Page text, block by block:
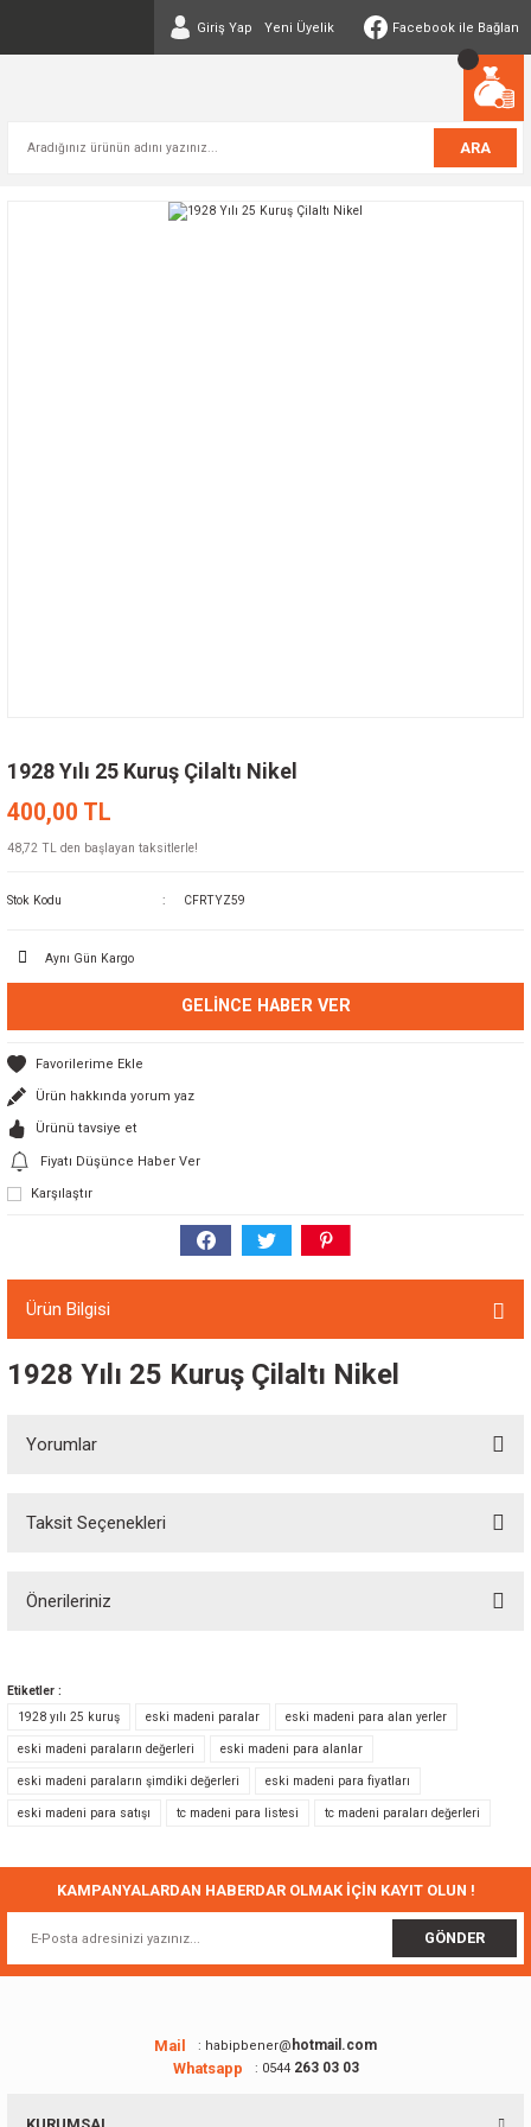
Giriş Yap Yeni Üyelik Facebook ile Bağlan
ARA
1928 Yılı 25 Kuruş Çilaltı Nikel
400,00 TL
48,72 TL den başlayan taksitlerle!
Stok Kodu CFRTYZ59
Aynı Gün Kargo
GELINCE HABER VER
Ürün hakkında yorum yaz
Ürünü tavsiye et
Fiyatı Düşünce Haber Ver
Karşılaştır
Ürün Bilgisi
1928 Yılı 25 Kuruş Çilaltı Nikel
Yorumlar
Taksit Seçenekleri
Önerileriniz
Görüş ve önerileriniz için teşekkür ederiz.
Ürün resmi kalitesiz, bozuk veya görüntülenemiyor.
Ürün açıklamasında eksik bilgiler bulunuyor.
Ürün fiyatı diğer sitelerden daha pahalı.
Bu ürüne benzer farklı alternatifler olmalı.
Gönder
Etiketler :
1928 yılı 25 kuruş
eski madeni paralar eski madeni para alan yerler
eski madeni paraların değerleri eski madeni para alanlar
eski madeni paraların şimdiki değerleri eski madeni para fiyatları
eski madeni para satışı tc madeni para listesi tc madeni paraları değerleri
KAMPANYALARDAN HABERDAR OLMAK İÇİN KAYIT OLUN !
GÖNDER
Mail : habipbener@ hotmail.com
Whatsapp : 0544263 03 03